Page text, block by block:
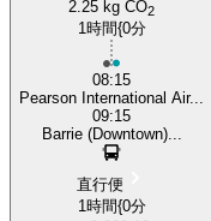
2.25 kg CO2
1時間{0分
08:15
Pearson International Air...
09:15
Barrie (Downtown)...
直行便
1時間{0分